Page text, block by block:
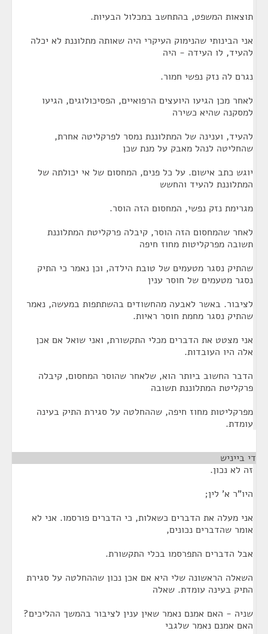
תוצאות המשפט, בהתחשב במכלול הבעיות.
אני הבינותי שהנימוק העיקרי היה שאותה מתלוננת לא יכלה
להעיד, לו העידה - היה
נגרם לה נזק נפשי חמור.
לאחר מכן הגיעו היועצים הרפואיים, הפסיכולוגים, הגיעו
למסקנה שהיא כשירה
להעיד, וענינה של המתלוננת נמסר לפרקליטה אחרת,
שהחליטה לנהל מאבק על מנת שכן
יוגש כתב אישום. על כל פנים, המחסום של אי יכולתה של
המתלוננת להעיד והחשש
מגרימת נזק נפשי, המחסום הזה הוסר.
לאחר שהמחסום הזה הוסר, קיבלה פרקליטת המתלוננת
תשובה מפרקליטות מחוז חיפה
שהתיק נסגר מטעמים של טובת הילדה, וכן נאמר כי התיק
נסגר מטעמים של חוסר ענין
לציבור. באשר לאבעה מהחשודים בהשתתפות במעשה, נאמר
שהתיק נסגר מחמת חוסר ראיות.
אני מצטט את הדברים מכלי התקשורת, ואני שואל אם אכן
אלה היו העובדות.
הדבר החשוב ביותר הוא, שלאחר שהוסר המחסום, קיבלה
פרקליטת המתלוננת תשובה
מפרקליטות מחוז חיפה, שההחלטה על סגירת התיק בעינה
עומדת.
די בייניש
זה לא נכון.
היו"ר א' לין;
אני מעלה את הדברים כשאלות, כי הדברים פורסמו. אני לא
אומר שהדברים נכונים,
אבל הדברים התפרסמו בכלי התקשורת.
השאלה הראשונה שלי היא אם אכן נכון שההחלטה על סגירת
התיק בעינה עומדת. שאלה
שניה - האם אמנם נאמר שאין ענין לציבור בהמשך ההליכים?
האם אמנם נאמר שלגבי